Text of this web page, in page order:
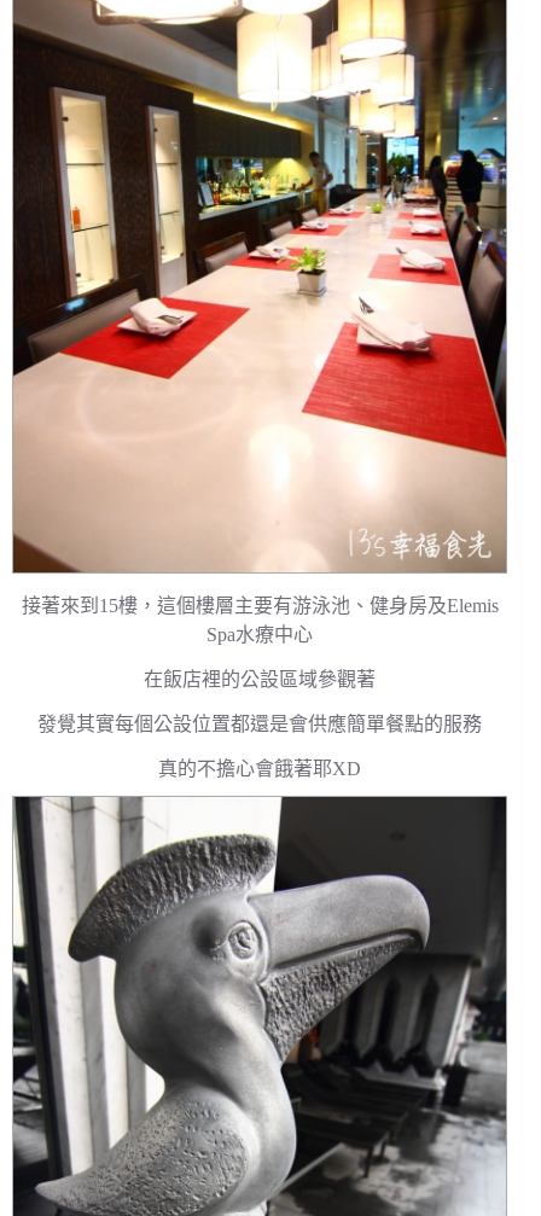
接著來到15樓，這個樓層主要有游泳池、健身房及Elemis
Spa水療中心
在飯店裡的公設區域參觀著
發覺其實每個公設位置都還是會供應簡單餐點的服務
真的不擔心會餓著耶XD